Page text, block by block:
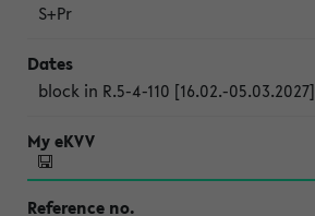
S+Pr
block in R.5-4-110 [16.02.-05.03.2027]